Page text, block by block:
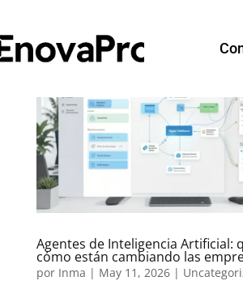
Agentes de Inteligencia Artificial:
cómo están cambiando las
por Inma | May 11, 2026|